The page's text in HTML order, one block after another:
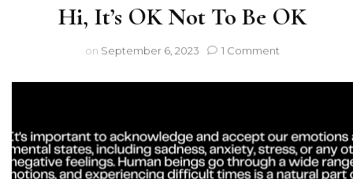
Hi, It’s OK Not To Be OK
on September 6, 2023 1 Comment
It’s
Be
OK